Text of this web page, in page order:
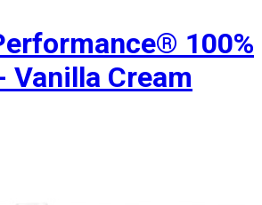
100%
Vanilla Cream